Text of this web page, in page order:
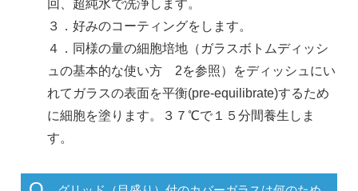
回、超純水で洗浄します。
３．好みのコーティングをします。
４．同様の量の細胞培地（ガラスボトムディッシ
ュの基本的な使い方 2を参照）をディッシュにい
れてガラスの表面を平衡(pre-equilibrate)するため
に細胞を塗ります。３７℃で１５分間養生しま
す。